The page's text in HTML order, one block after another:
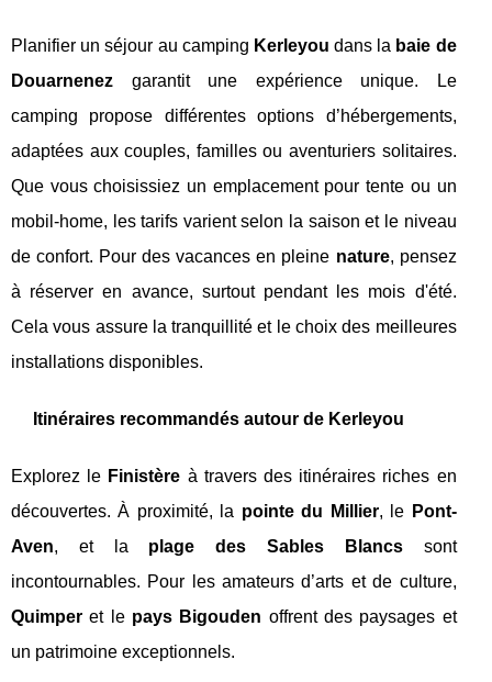
Planifier un séjour au camping Kerleyou dans la baie de
Douarnenez garantit une expérience unique. Le
camping propose différentes options d’hébergements,
adaptées aux couples, familles ou aventuriers solitaires.
Que vous choisissiez un emplacement pour tente ou un
mobil-home, les tarifs varient selon la saison et le niveau
de confort. Pour des vacances en pleine nature, pensez
à réserver en avance, surtout pendant les mois d'été.
Cela vous assure la tranquillité et le choix des meilleures
installations disponibles.
Itinéraires recommandés autour de Kerleyou
Explorez le Finistère à travers des itinéraires riches en
découvertes. À proximité, la pointe du Millier, le Pont-
Aven, et la plage des Sables Blancssont
incontournables. Pour les amateurs d’arts et de culture,
Quimper et le pays Bigouden offrent des paysages et
un patrimoine exceptionnels.